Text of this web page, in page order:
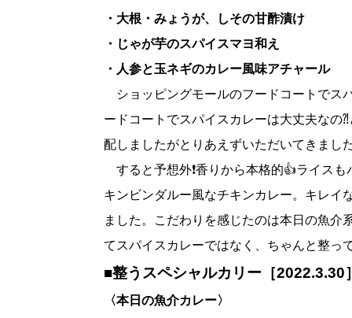
・大根・みょうが、しその甘酢漬け
・じゃが芋のスパイスマヨ和え
・人参と玉ネギのカレー風味アチャール
ショッピングモールのフードコートでス
ードコートでスパイスカレーは大丈夫なの
配しましたがとりあえずいただいてきまし
すると予想外❗️香りから本格的👍ライス
キンビンダルー風なチキンカレー。キレイ
ました。こだわりを感じたのは本日の魚介
てスパイスカレーではなく、ちゃんと整っ
■整うスペシャルカリー［
〈本日の魚介カレー〉